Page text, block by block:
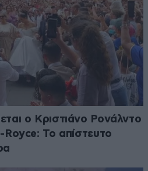
ο Κριστιάνο Ρονάλντο
Το απίστευτο